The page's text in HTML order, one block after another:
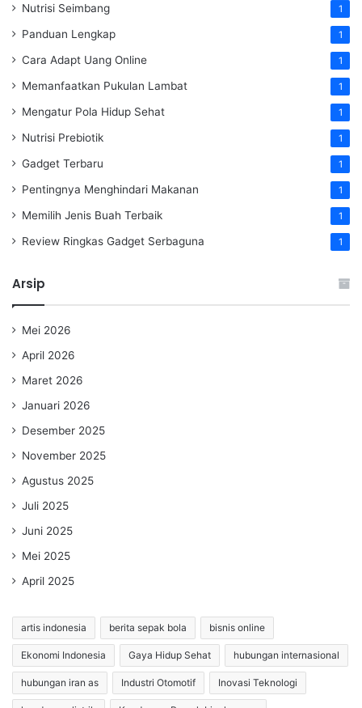
Nutrisi Seimbang 1
Panduan Lengkap 1
Cara Adapt Uang Online 1
Memanfaatkan Pukulan Lambat 1
Mengatur Pola Hidup Sehat 1
Nutrisi Prebiotik 1
Gadget Terbaru 1
Pentingnya Menghindari Makanan 1
Memilih Jenis Buah Terbaik 1
Review Ringkas Gadget Serbaguna 1
Arsip
Mei 2026
April 2026
Maret 2026
Januari 2026
Desember 2025
November 2025
Agustus 2025
Juli 2025
Juni 2025
Mei 2025
April 2025
artis indonesia berita sepak bola bisnis online
Ekonomi Indonesia Gaya Hidup Sehat hubungan internasional
hubungan iran as Industri Otomotif Inovasi Teknologi